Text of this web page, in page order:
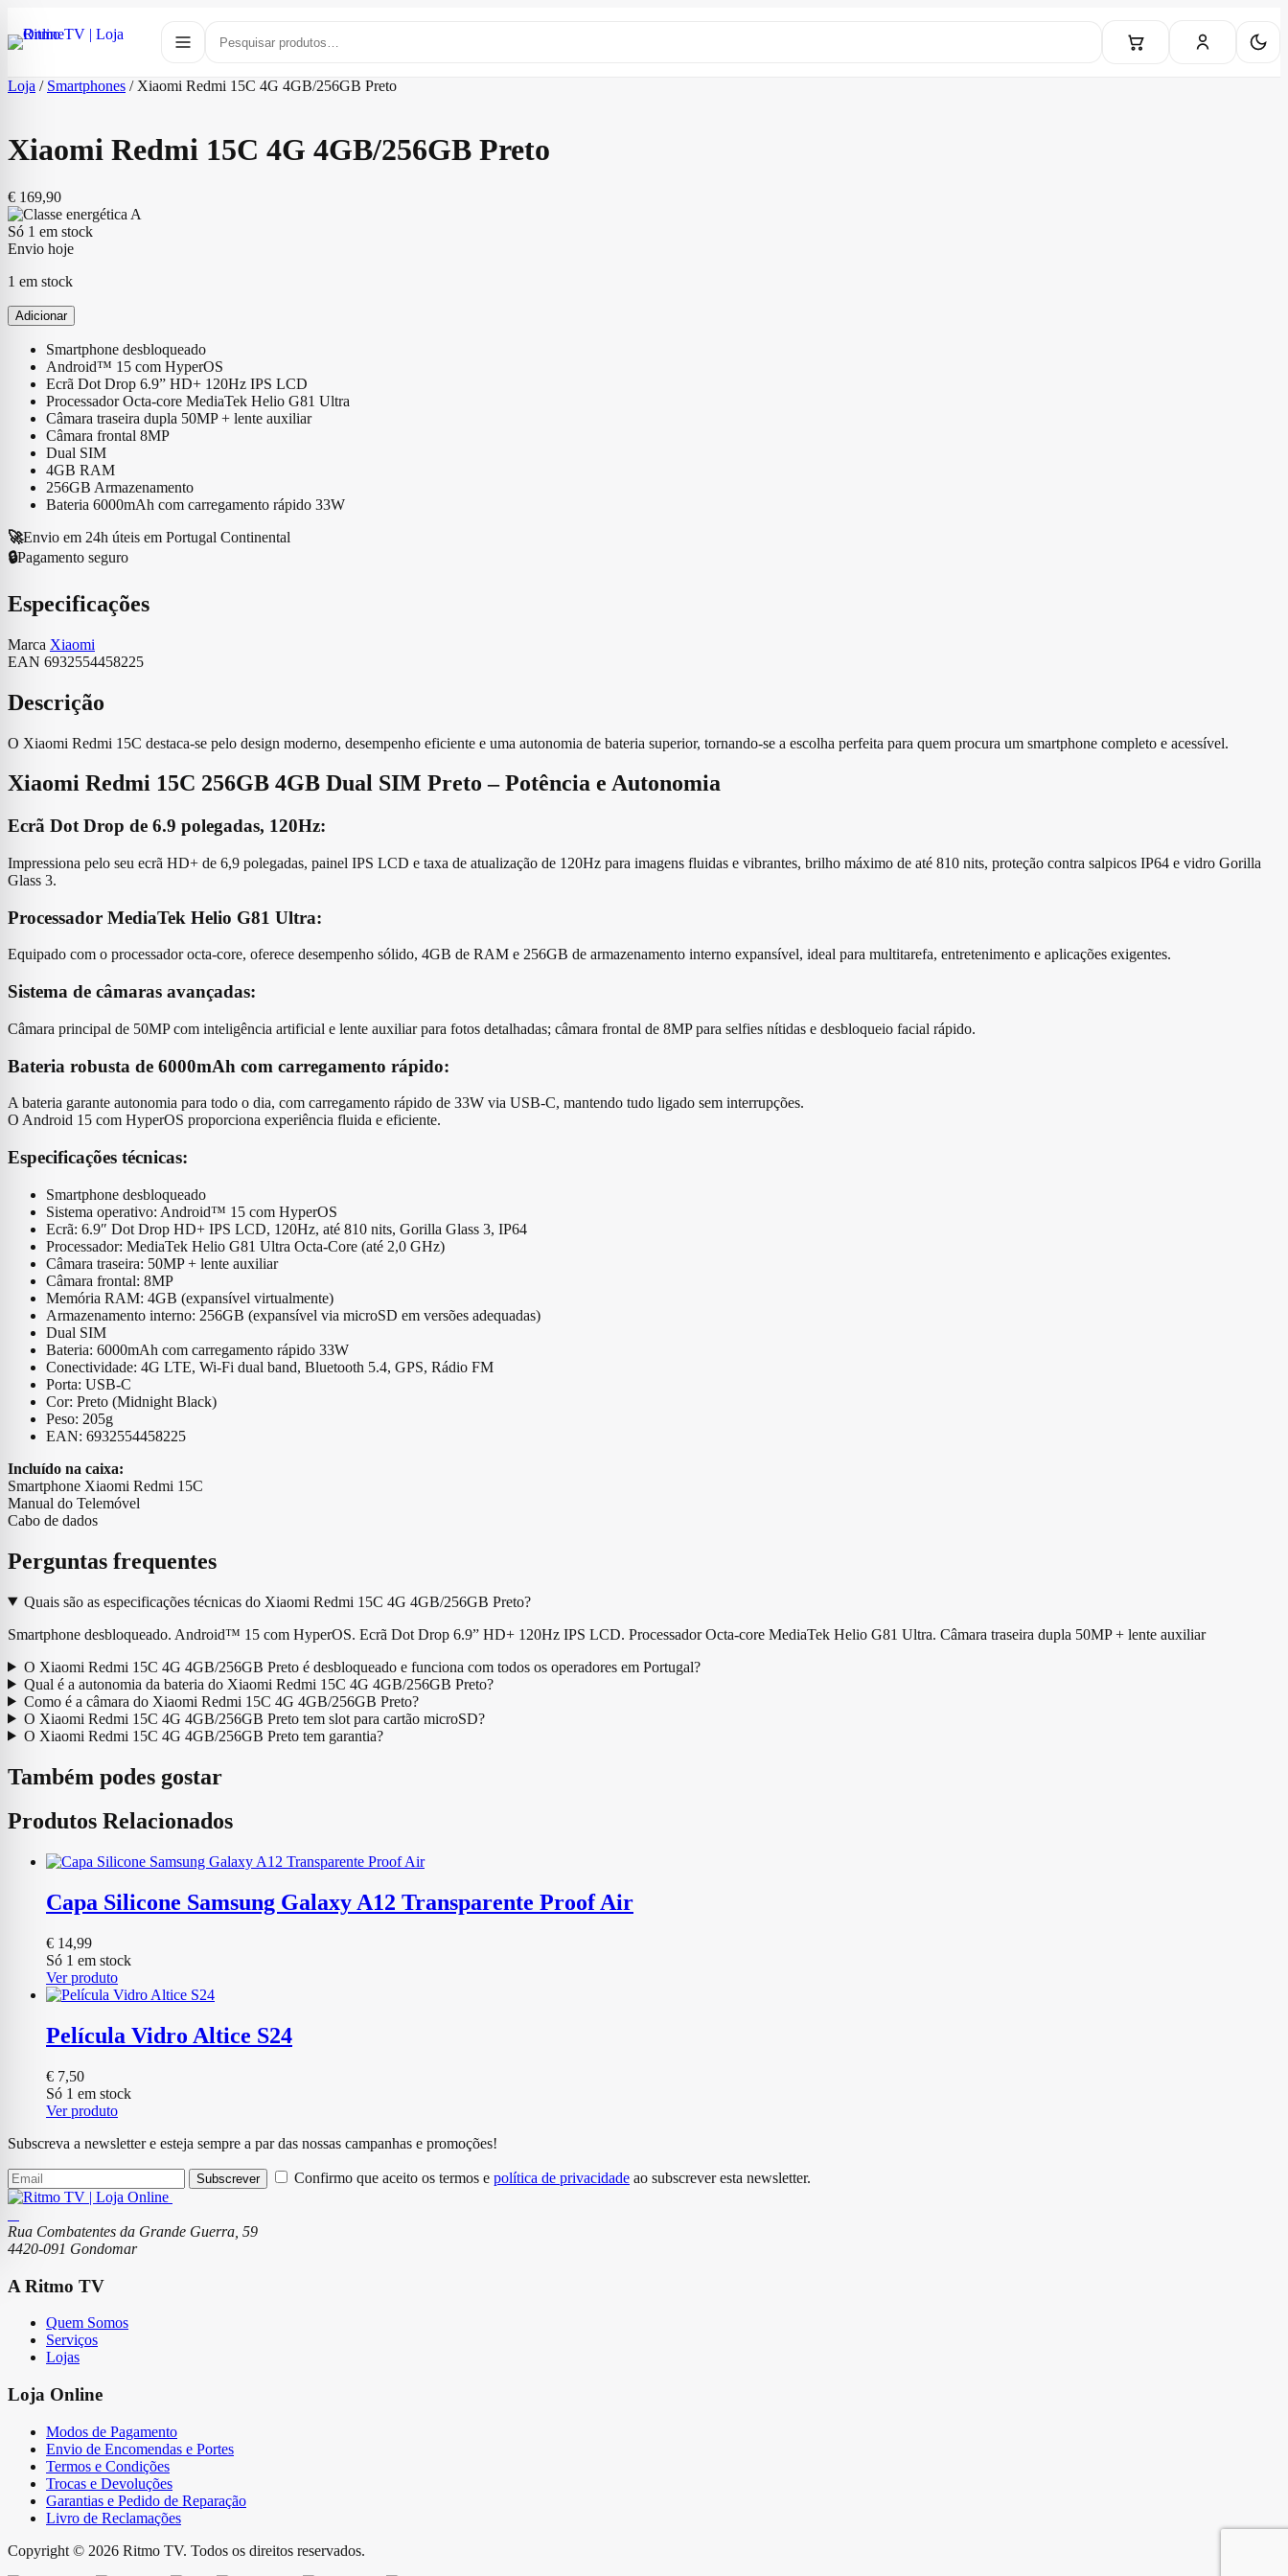
Loja / Smartphones / Xiaomi Redmi 15C 4G 4GB/256GB Preto
Xiaomi Redmi 15C 4G 4GB/256GB Preto
€ 169,90
Só 1 em stock
Envio hoje
1 em stock
Adicionar
Smartphone desbloqueado
Android™ 15 com HyperOS
Ecrã Dot Drop 6.9” HD+ 120Hz IPS LCD
Processador Octa-core MediaTek Helio G81 Ultra
Câmara traseira dupla 50MP + lente auxiliar
Câmara frontal 8MP
Dual SIM
4GB RAM
256GB Armazenamento
Bateria 6000mAh com carregamento rápido 33W
🚀Envio em 24h úteis em Portugal Continental
🔒Pagamento seguro
Especificações
Marca Xiaomi
EAN 6932554458225
Descrição
O Xiaomi Redmi 15C destaca-se pelo design moderno, desempenho eficiente e uma autonomia de bateria superior, tornando-se a escolha perfeita para quem procura um smartphone completo e acessível.
Xiaomi Redmi 15C 256GB 4GB Dual SIM Preto – Potência e Autonomia
Ecrã Dot Drop de 6.9 polegadas, 120Hz:
Impressiona pelo seu ecrã HD+ de 6,9 polegadas, painel IPS LCD e taxa de atualização de 120Hz para imagens fluidas e vibrantes, brilho máximo de até 810 nits, proteção contra salpicos IP64 e vidro Gorilla
Glass 3.
Processador MediaTek Helio G81 Ultra:
Equipado com o processador octa-core, oferece desempenho sólido, 4GB de RAM e 256GB de armazenamento interno expansível, ideal para multitarefa, entretenimento e aplicações exigentes.
Sistema de câmaras avançadas:
Câmara principal de 50MP com inteligência artificial e lente auxiliar para fotos detalhadas; câmara frontal de 8MP para selfies nítidas e desbloqueio facial rápido.
Bateria robusta de 6000mAh com carregamento rápido:
A bateria garante autonomia para todo o dia, com carregamento rápido de 33W via USB‑C, mantendo tudo ligado sem interrupções.
O Android 15 com HyperOS proporciona experiência fluida e eficiente.
Especificações técnicas:
Smartphone desbloqueado
Sistema operativo: Android™ 15 com HyperOS
Ecrã: 6.9″ Dot Drop HD+ IPS LCD, 120Hz, até 810 nits, Gorilla Glass 3, IP64
Processador: MediaTek Helio G81 Ultra Octa‑Core (até 2,0 GHz)
Câmara traseira: 50MP + lente auxiliar
Câmara frontal: 8MP
Memória RAM: 4GB (expansível virtualmente)
Armazenamento interno: 256GB (expansível via microSD em versões adequadas)
Dual SIM
Bateria: 6000mAh com carregamento rápido 33W
Conectividade: 4G LTE, Wi‑Fi dual band, Bluetooth 5.4, GPS, Rádio FM
Porta: USB‑C
Cor: Preto (Midnight Black)
Peso: 205g
EAN: 6932554458225
Incluído na caixa:
Smartphone Xiaomi Redmi 15C
Manual do Telemóvel
Cabo de dados
Perguntas frequentes
Quais são as especificações técnicas do Xiaomi Redmi 15C 4G 4GB/256GB Preto?
Smartphone desbloqueado. Android™ 15 com HyperOS. Ecrã Dot Drop 6.9” HD+ 120Hz IPS LCD. Processador Octa-core MediaTek Helio G81 Ultra. Câmara traseira dupla 50MP + lente auxiliar
O Xiaomi Redmi 15C 4G 4GB/256GB Preto é desbloqueado e funciona com todos os operadores em Portugal?
Qual é a autonomia da bateria do Xiaomi Redmi 15C 4G 4GB/256GB Preto?
Como é a câmara do Xiaomi Redmi 15C 4G 4GB/256GB Preto?
O Xiaomi Redmi 15C 4G 4GB/256GB Preto tem slot para cartão microSD?
O Xiaomi Redmi 15C 4G 4GB/256GB Preto tem garantia?
Também podes gostar
Produtos Relacionados
Capa Silicone Samsung Galaxy A12 Transparente Proof Air
€ 14,99
Só 1 em stock
Ver produto
Película Vidro Altice S24
€ 7,50
Só 1 em stock
Ver produto
Subscreva a newsletter e esteja sempre a par das nossas campanhas e promoções!
Subscrever Confirmo que aceito os termos e política de privacidade ao subscrever esta newsletter.
Rua Combatentes da Grande Guerra, 59
4420-091 Gondomar
A Ritmo TV
Quem Somos
Serviços
Lojas
Loja Online
Modos de Pagamento
Envio de Encomendas e Portes
Termos e Condições
Trocas e Devoluções
Garantias e Pedido de Reparação
Livro de Reclamações
Copyright © 2026 Ritmo TV. Todos os direitos reservados.